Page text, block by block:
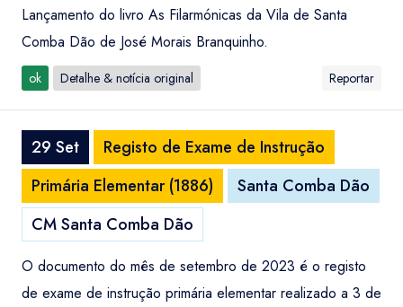
Lançamento do livro As Filarmónicas da Vila de Santa
Comba Dão de José Morais Branquinho.
ok Detalhe & notícia original Reportar
29 Set
Registo de Exame de Instrução
Primária Elementar (1886)
Santa Comba Dão
CM Santa Comba Dão
O documento do mês de setembro de 2023 é o registo
de exame de instrução primária elementar realizado a 3 de